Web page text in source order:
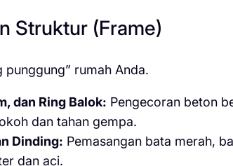
Struktur (Frame)
punggung” rumah Anda.
dan Ring Balok: Pengecoran beton
dan tahan gempa.
Dinding: Pemasangan bata merah,
dan aci.